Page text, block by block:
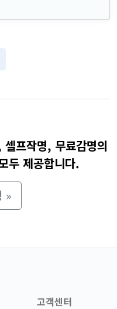
프작명, 무료감명의
두 제공합니다.
»
고객센터